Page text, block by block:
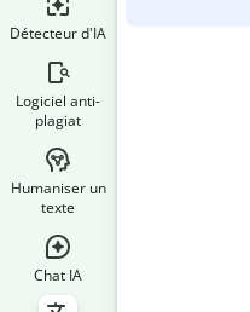
Détecteur d'IA
Logiciel anti-
plagiat
Humaniser un
texte
Chat IA